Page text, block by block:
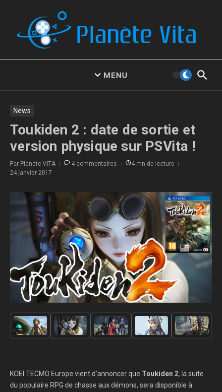
MENU
News
Toukiden 2 : date de sortie et
version physique sur PSVita !
Par Planète VITA 4 commentaires
4 mn de lecture
24 janvier 2017
KOEI TECMO Europe vient d’annoncer que Toukiden 2, la suite
du populaire RPG de chasse aux démons, sera disponible à